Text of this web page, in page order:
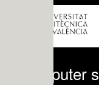
security